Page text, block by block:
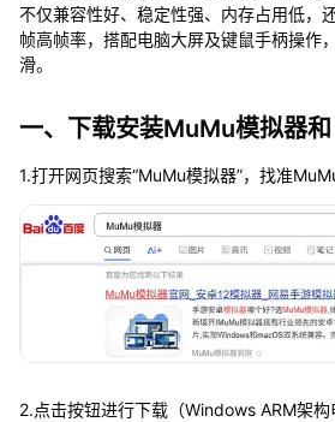
不仅兼容性好、稳定性强、内存占用低，
帧高帧率，搭配电脑大屏及键鼠手柄操作
滑。
一、下载安装MuMu模拟器和
1.打开网页搜索“MuMu模拟器”，找准
2.点击按钮进行下载（Windows ARM架